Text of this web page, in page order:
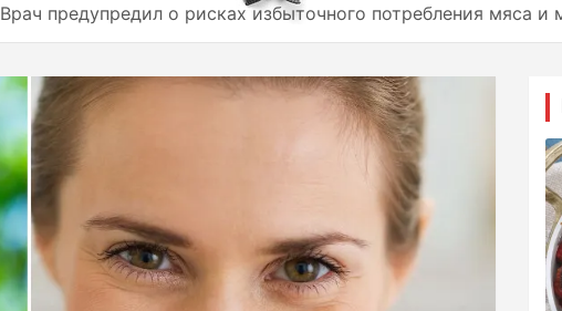
Врач предупредил о рисках избыточного потребления мяса и